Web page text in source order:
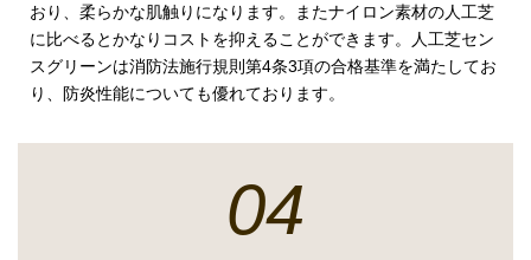
おり、柔らかな肌触りになります。またナイロン素材の人工芝
に比べるとかなりコストを抑えることができます。人工芝セン
スグリーンは消防法施行規則第4条3項の合格基準を満たしてお
り、防炎性能についても優れております。
04